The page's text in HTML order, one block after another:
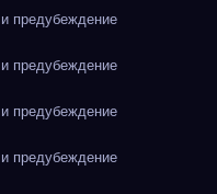
предубеждение
предубеждение
предубеждение
предубеждение